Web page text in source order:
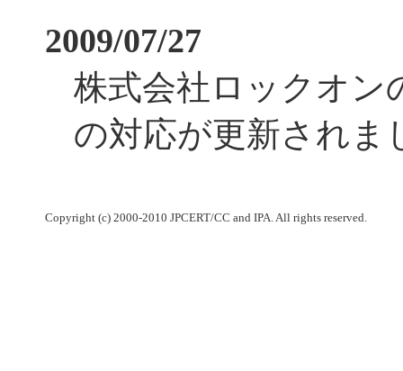
2009/07/27
株式会社ロックオン
の対応が更新されま
Copyright (c) 2000-2010 JPCERT/CC and IPA. All rights reserved.